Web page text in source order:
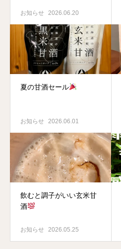
お知らせ 2026.06.20
夏の甘酒セール
お知らせ 2026.06.01
飲むと調子がいい玄米甘
酒
お知らせ 2026.05.25